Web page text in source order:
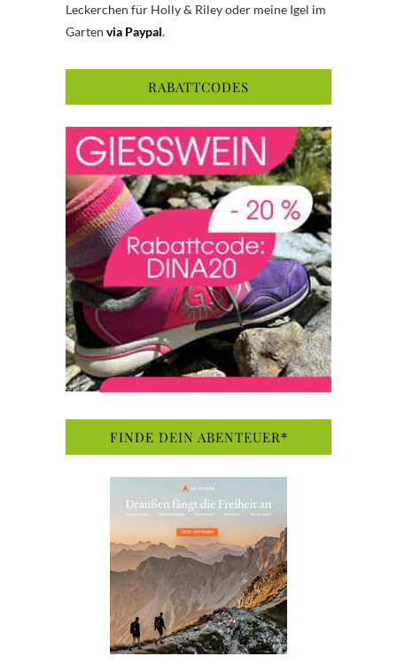
Leckerchen für Holly & Riley oder meine Igel im
Garten via Paypal.
RABATTCODES
FINDE DEIN ABENTEUER*